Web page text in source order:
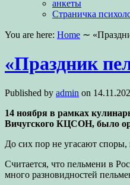
анкеты
Страничка
You are here: Home ∼
«Праздник
Published by admin on
14 ноября в рамках
Вичугского КЦСОН, было
До сих пор не угасают
Считается, что пельмени в
много разновидностей